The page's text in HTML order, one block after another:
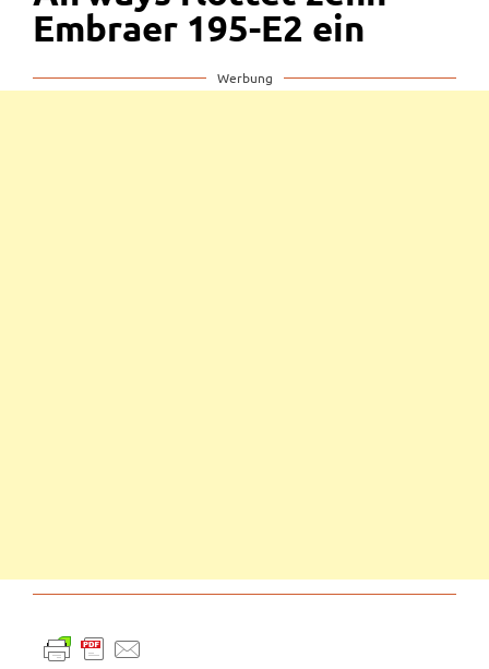
Embraer 195-E2 ein
Werbung